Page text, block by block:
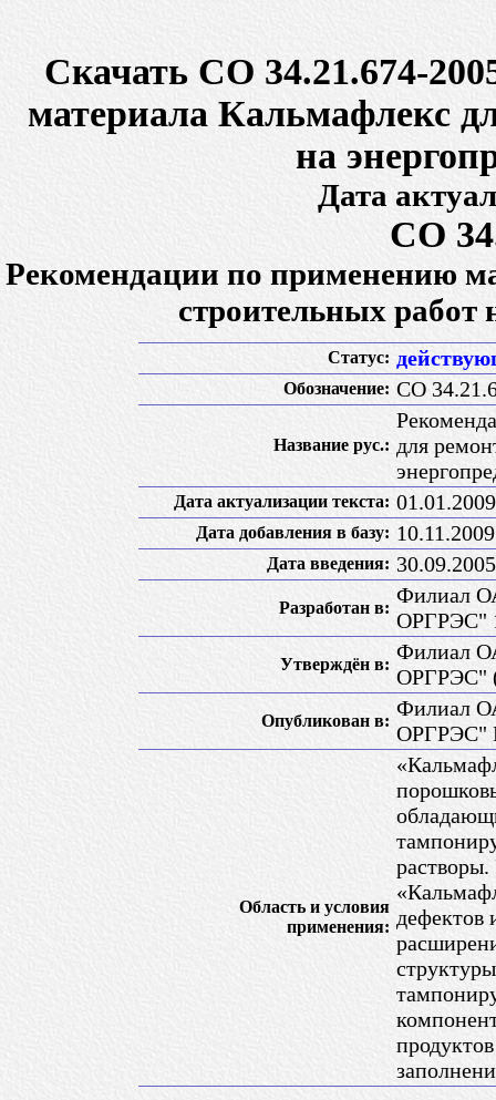
Скачать СО 34.21.674-
материала Кальмафлекс
на
Дата
СО
Рекомендации по применению
строительных работ
Статус:
Обозначение: СО
Название рус.: для
Дата актуализации текста: 01.01.2009
Дата добавления в базу: 10.11.2009
Дата введения: 30.09.2005
Разработан в:
Филиал
ОРГРЭС"
Утверждён в:
Филиал
ОРГРЭС"
Опубликован в:
Филиал
ОРГРЭС"
Область и условия
применения: дефектов